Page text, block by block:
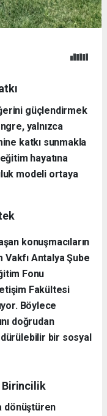
güçlendirmek
yalnızca
katkı sunmakla
hayatına
modeli ortaya
konuşmacıların
Vakfı Antalya Şube
Fonu
Fakültesi
Böylece
doğrudan
bir sosyal
Birincilik
dönüştüren